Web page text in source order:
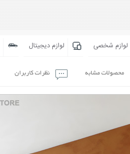
لوازم شخصی لوازم دیجیتال
محصولات مشابه نظرات کاربران